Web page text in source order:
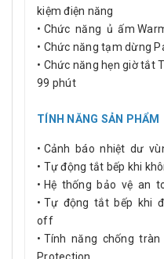
kiệm điện năng
• Chức năng ủ ấm
• Chức năng tạm dừng
• Chức năng hẹn giờ tắt
99 phút
TÍNH NĂNG SẢN PHẨM
• Cảnh báo nhiệt dư
• Tự động tắt bếp khi
• Hệ thống bảo vệ an
• Tự động tắt bếp khi
off
• Tính năng chống